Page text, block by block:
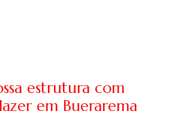
estrutura com
em Buerarema